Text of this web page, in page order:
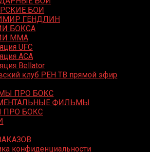
БОИ
ГЕНДЛИН
БОКСА
MMA
UFC
ACA
Bellator
клуб РЕН ТВ прямой эфир
ПРО БОКС
ФИЛЬМЫ
ПРО БОКС
конфиденциальности